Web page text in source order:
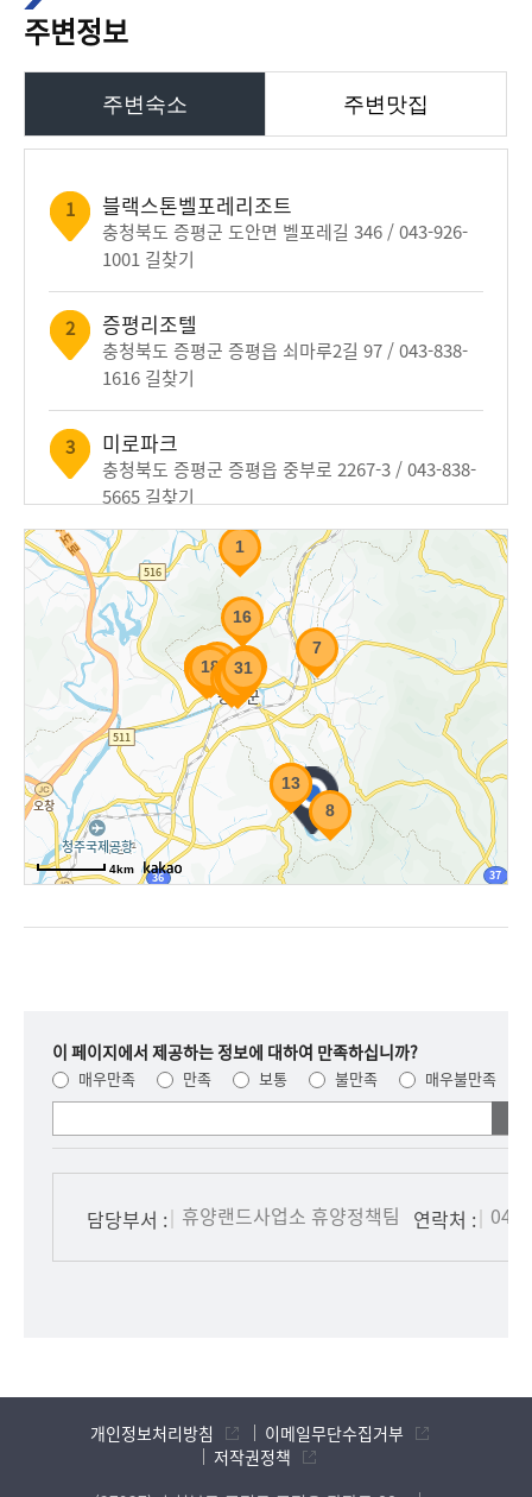
주변정보
주변숙소 주변맛집
1 블랙스톤벨포레리조트
충청북도 증평군 도안면 벨포레길 346 / 043-926-
1001 길찾기
2 증평리조텔
충청북도 증평군 증평읍 쇠마루2길 97 / 043-838-
1616 길찾기
3 미로파크
충청북도 증평군 증평읍 중부로 2267-3 / 043-838-
5665 길찾기
4 영파크
충청북도 증평군 증평읍 중부로 2267-2 / 043-838-
5665길찾기
5 워커힐모텔
충청북도 증평군 증평읍 중부로 2265 / 043-838-
8856길찾기
6 월드파크
충청북도 증평군 증평읍 중부로 2267-1 / 043-838-
5665길찾기
7
8 율리 휴양촌
충청북도 증평군 증평읍 율리휴양로 287 / 043-
835-3877 길찾기
청자모텔
충청북도 증평군 증평읍 중앙로10길 12 / 043-838-
5543 길찾기
11 마중모텔
충청북도 증평군 증평읍 중부로 2315 / 043-836-
4033길찾기
1
23
4
5
6
7
8
9
1011
12
13
14
15
16
17
18
19
20
21
22
23
24
25
26
27
28
29
30
31
4km
이 페이지에서 제공하는 정보에 대하여 만족하십니까?
매우만족 만족 보통 불만족
매우불만족
의견을
담당부서 : 휴양랜드사업소 휴양정책팀 연락처 :
개인정보처리방침
이메일무단수집거부
저작권정책